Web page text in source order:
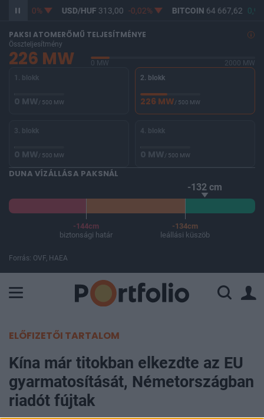
0% USD/HUF313,00 -0,02% BITCOIN64 667,62
PAKSI ATOMERŐMŰ TELJESÍTMÉNYE
Összteljesítmény
226 MW 0 MW
2000 MW
1. blokk
0 MW/ 500 MW
2. blokk
226 MW/ 500 MW
3. blokk
0 MW/ 500 MW
4. blokk
0 MW/ 500 MW
DUNA VÍZÁLLÁSA PAKSNÁL
-132 cm
-144cm
biztonsági határ
-134cm
leállási küszöb
Forrás: OVF, HAEA
ELŐFIZETŐI TARTALOM
Kína már titokban elkezdte az EU
gyarmatosítását, Németországban
riadót fújtak